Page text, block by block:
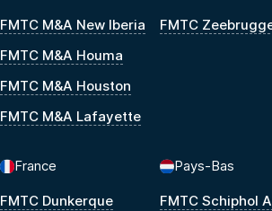
FMTC M&A New Iberia
FMTC M&A Houma
FMTC M&A Houston
FMTC M&A Lafayette
FMTC
France
FMTC Dunkerque
Pays-Bas
FMTC Schiphol